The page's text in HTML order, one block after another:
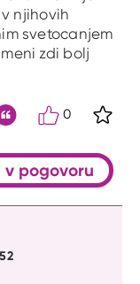
njihovih
svetocanjem
zdi bolj
0
v pogovoru